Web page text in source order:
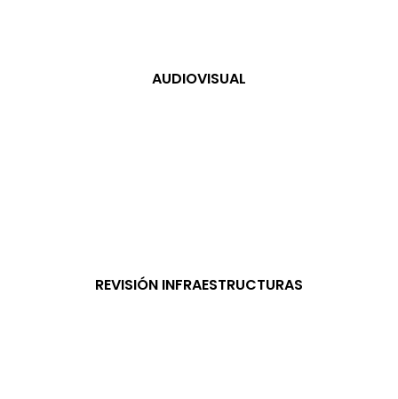
AUDIOVISUAL
REVISIÓN INFRAESTRUCTURAS